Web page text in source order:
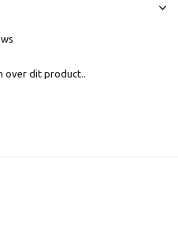
over dit product..